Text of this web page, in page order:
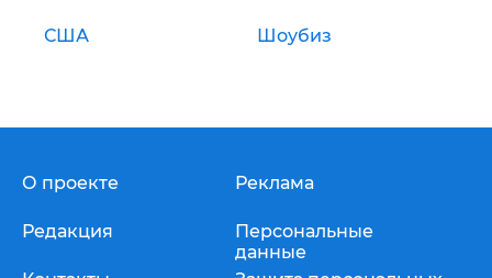
США Шоубиз
О проекте
Редакция
Реклама
Персональные
данные